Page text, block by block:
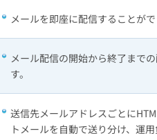
メールを即座に配信することがで
メール配信の開始から終了まで
す。
送信先メールアドレスごとに
トメールを自動で送り分け、運用